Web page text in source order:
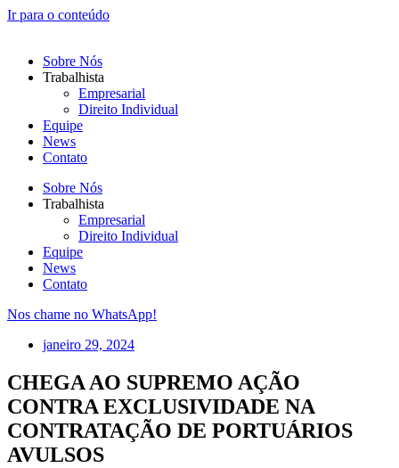
Ir para o conteúdo
Sobre Nós
Trabalhista
Empresarial
Direito Individual
Equipe
News
Contato
Sobre Nós
Trabalhista
Empresarial
Direito Individual
Equipe
News
Contato
Nos chame no WhatsApp!
janeiro 29, 2024
CHEGA AO SUPREMO AÇÃO
CONTRA EXCLUSIVIDADE NA
CONTRATAÇÃO DE PORTUÁRIOS
AVULSOS